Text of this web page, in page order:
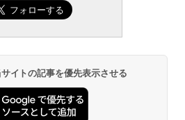
イトの記事を優先表示させる